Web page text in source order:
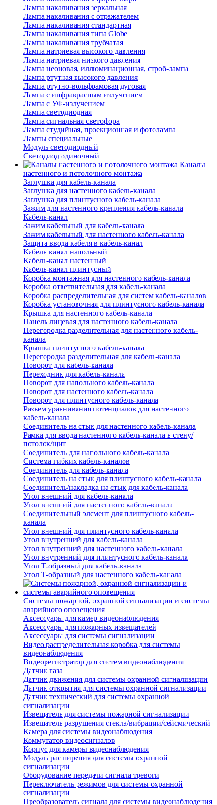
Лампа накаливания зеркальная
Лампа накаливания с отражателем
Лампа накаливания стандартная
Лампа накаливания типа Globe
Лампа накаливания трубчатая
Лампа натриевая высокого давления
Лампа натриевая низкого давления
Лампа неоновая, иллюминационная, строб-лампа
Лампа ртутная высокого давления
Лампа ртутно-вольфрамовая дуговая
Лампа с инфракрасным излучением
Лампа с УФ-излучением
Лампа светодиодная
Лампа сигнальная светофора
Лампа студийная, проекционная и фотолампа
Лампы специальные
Модуль светодиодный
Светодиод одиночный
Каналы
настенного и потолочного монтажа
Заглушка для кабель-канала
Заглушка для настенного кабель-канала
Заглушка для плинтусного кабель-канала
Зажим для настенного крепления кабель-канала
Кабель-канал
Зажим кабельный для кабель-канала
Зажим кабельный для настенного кабель-канала
Защита ввода кабеля в кабель-канал
Кабель-канал напольный
Кабель-канал настенный
Кабель-канал плинтусный
Коробка монтажная для настенного кабель-канала
Коробка ответвительная для кабель-канала
Коробка распределительная для систем кабель-каналов
Коробка установочная для плинтусного кабель-канала
Крышка для настенного кабель-канала
Панель лицевая для настенного кабель-канала
Перегородка разделительная для настенного кабель-
канала
Крышка плинтусного кабель-канала
Перегородка разделительная для кабель-канала
Поворот для кабель-канала
Переходник для кабель-канала
Поворот для напольного кабель-канала
Поворот для настенного кабель-канала
Поворот для плинтусного кабель-канала
Разъем уравнивания потенциалов для настенного
кабель-канала
Соединитель на стык для настенного кабель-канала
Рамка для ввода настенного кабель-канала в стену/
потолок/щит
Соединитель для напольного кабель-канала
Система гибких кабель-каналов
Соединитель для кабель-канала
Соединитель на стык для плинтусного кабель-канала
Соединитель/накладка на стык для кабель-канала
Угол внешний для кабель-канала
Угол внешний для настенного кабель-канала
Соединительный элемент для плинтусного кабель-
канала
Угол внешний для плинтусного кабель-канала
Угол внутренний для кабель-канала
Угол внутренний для настенного кабель-канала
Угол внутренний для плинтусного кабель-канала
Угол Т-образный для кабель-канала
Угол Т-образный для настенного кабель-канала
Системы пожарной, охранной сигнализации и системы
аварийного оповещения
Аксессуары для камер видеонаблюдения
Аксессуары для пожарных извещателей
Аксессуары для системы сигнализации
Видео распределительная коробка для системы
видеонаблюдения
Видеорегистратор для систем видеонаблюдения
Датчик газа
Датчик движения для системы охранной сигнализации
Датчик открытия для системы охранной сигнализации
Датчик технический для системы охранной
сигнализации
Извещатель для системы пожарной сигнализации
Извещатель разрушения стекла/вибрации/сейсмический
Камера для системы видеонаблюдения
Коммутатор видеосигналов
Корпус для камеры видеонаблюдения
Модуль расширения для системы охранной
сигнализации
Оборудование передачи сигнала тревоги
Переключатель режимов для системы охранной
сигнализации
Преобразователь сигнала для системы видеонаблюдения